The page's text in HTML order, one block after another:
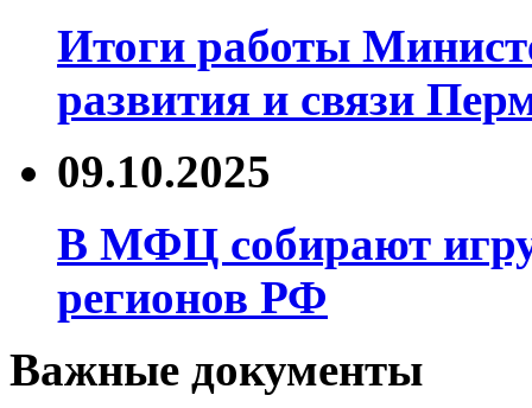
Итоги работы
развития и связи
09.10.2025
В МФЦ собирают
регионов РФ
Важные документы